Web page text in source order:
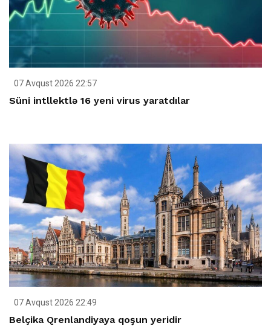
07 Avqust 2026 22:57
Süni intllektlə 16 yeni virus yaratdılar
07 Avqust 2026 22:49
Belçika Qrenlandiyaya qoşun yeridir